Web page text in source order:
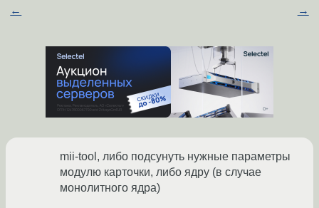
← →
mii-tool, либо подсунуть нужные параметры
модулю карточки, либо ядру (в случае
монолитного ядра)